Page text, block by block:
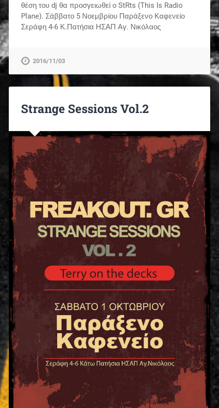
θέση του dj θα προσγειωθεί ο StRts (This Is Radio
Plane). Σάββατο 5 Νοεμβρίου Παράξενο Καφενείο
Σεράφη 4-6 Κ.Πατήσια ΗΣΑΠ Αγ. Νικόλαος
2016/11/03
Strange Sessions Vol.2